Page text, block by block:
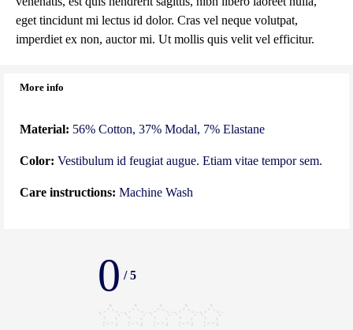
eget tincidunt mi lectus id dolor. Cras vel neque volutpat,
imperdiet ex non, auctor mi. Ut mollis quis velit vel efficitur.
More info
Material: 56% Cotton, 37% Modal, 7% Elastane
Color: Vestibulum id feugiat augue. Etiam vitae tempor sem.
Care instructions: Machine Wash
0 /5